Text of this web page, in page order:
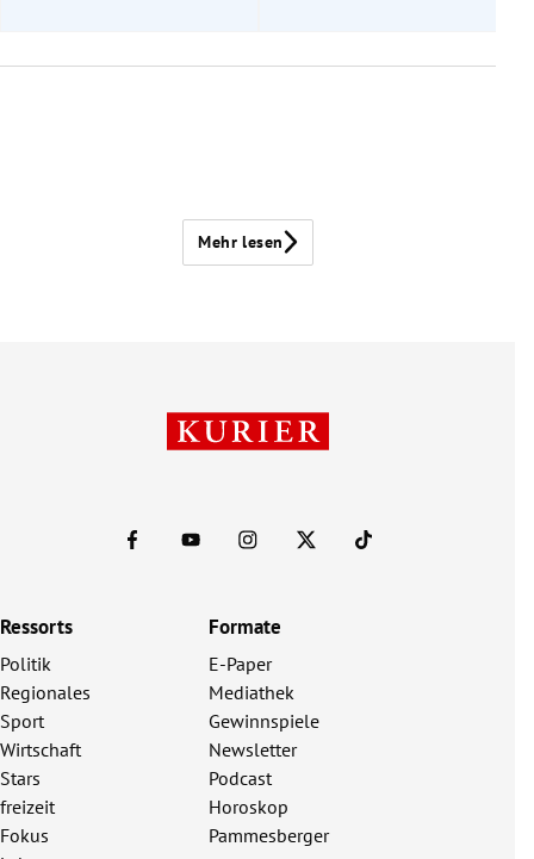
Mehr lesen
Ressorts
Politik
Regionales
Sport
Wirtschaft
Stars
freizeit
Fokus
Formate
E-Paper
Mediathek
Gewinnspiele
Newsletter
Podcast
Horoskop
Pammesberger